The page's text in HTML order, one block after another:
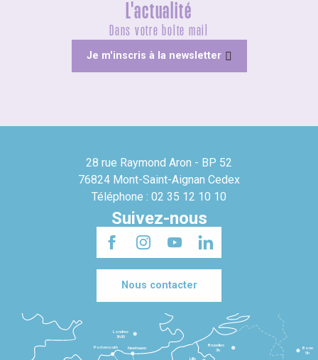
L'actualité
Dans votre boîte mail
Je m'inscris à la newsletter
28 rue Raymond Aron - BP 52
76824 Mont-Saint-Aignan Cedex
Téléphone : 02 35 12 10 10
Suivez-nous
Nous contacter
Lille
Bruxelles
3h
Londres
3h30
Newhaven
Portsmouth
Bonn
5h